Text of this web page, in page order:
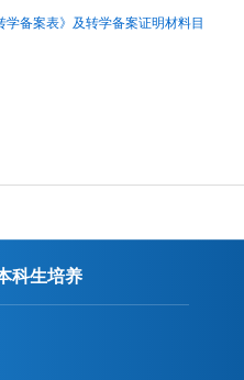
备案表》及转学备案证明材料目
科生培养